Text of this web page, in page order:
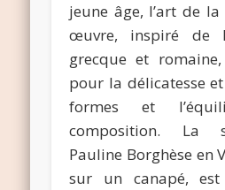
jeune âge, l’art de
œuvre, inspiré de
grecque et
pour la délicatesse et
formes et
composition. La
Pauline Borghèse en
sur un canapé,